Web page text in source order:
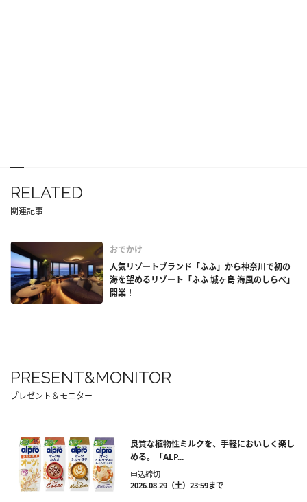
RELATED
関連記事
おでかけ
人気リゾートブランド「ふふ」から神奈川で初の
海を望めるリゾート「ふふ 城ヶ島 海風のしらべ」
開業！
PRESENT&MONITOR
プレゼント＆モニター
良質な植物性ミルクを、手軽においしく楽し
める。「ALP...
申込締切
2026.08.29（土）23:59まで